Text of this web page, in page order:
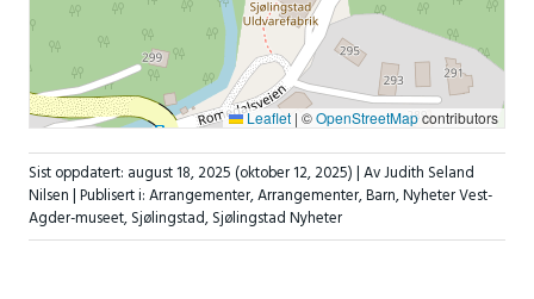
Leaflet | ©OpenStreetMapcontributors
Sist oppdatert: august 18, 2025 (oktober 12, 2025)| Av Judith Seland
Nilsen |Publisert i:Arrangementer,Arrangementer,Barn,Nyheter Vest-
Agder-museet,Sjølingstad,Sjølingstad Nyheter